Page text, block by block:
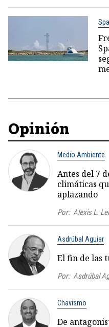
Opinión
Medio Ambiente
Antes del 7
climáticas
aplazando
Por: Alexis L.
Asdrúbal Aguiar
El fin de las
Por: Asdrúbal
Chavismo
De